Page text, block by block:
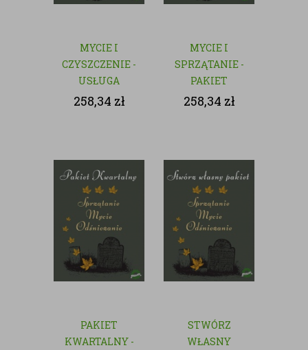
MYCIE I
CZYSZCZENIE -
USŁUGA
JEDNORAZOWA
258,34 zł
MYCIE I
SPRZĄTANIE -
PAKIET
MIESIĘCZY
258,34 zł
PAKIET
KWARTALNY -
STWÓRZ
WŁASNY